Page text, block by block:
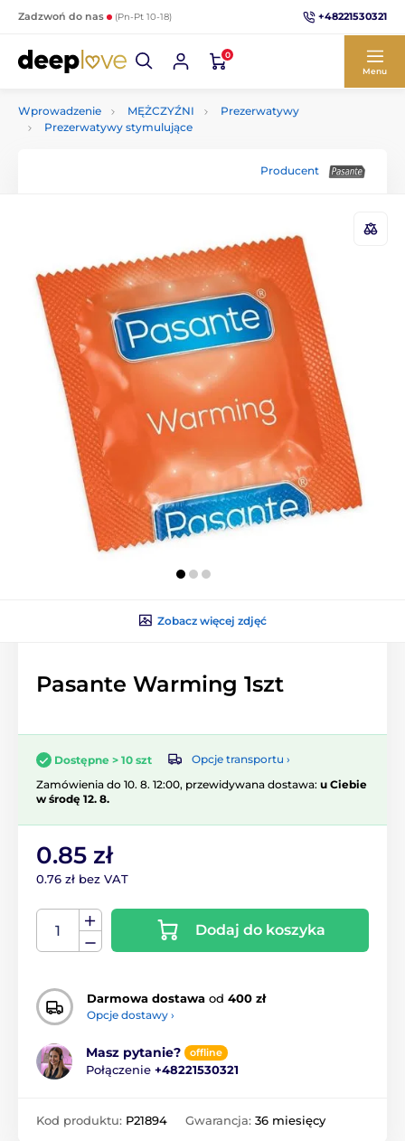
Zadzwoń do nas (Pn-Pt 10-18) +48221530321
0
Menu
Wprowadzenie MĘŻCZYŹNI
Prezerwatywy
Prezerwatywy stymulujące
Producent
Zobacz więcej zdjęć
Pasante Warming 1szt
Dostępne > 10 szt
Opcje transportu ›
Zamówienia do 10. 8. 12:00, przewidywana dostawa: u Ciebie
w środę 12. 8.
0.85 zł
0.76 zł bez VAT
Dodaj do koszyka
Darmowa dostawa od 400 zł
Opcje dostawy ›
Masz pytanie? offline
Połączenie +48221530321
Kod produktu: P21894 Gwarancja: 36 miesięcy